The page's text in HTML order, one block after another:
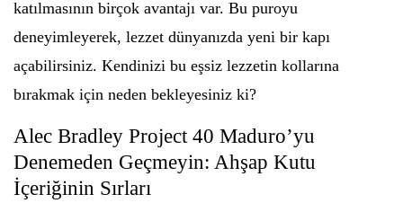
katılmasının birçok avantajı var. Bu puroyu
deneyimleyerek, lezzet dünyanızda yeni bir kapı
açabilirsiniz. Kendinizi bu eşsiz lezzetin kollarına
bırakmak için neden bekleyesiniz ki?
Alec Bradley Project 40 Maduro’yu
Denemeden Geçmeyin: Ahşap Kutu
İçeriğinin Sırları